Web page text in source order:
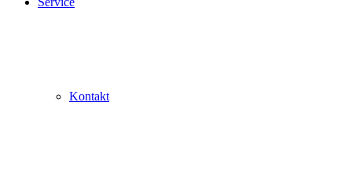
Kontakt